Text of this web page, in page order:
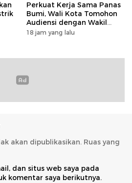
Perkuat Kerja Sama Panas
Bumi, Wali Kota Tomohon
Audiensi dengan Wakil
Dubes Selandia Baru
18 jam yang lalu
akan dipublikasikan. Ruas yang
dan situs web saya pada
komentar saya berikutnya.